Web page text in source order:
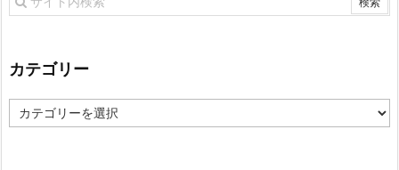
カテゴリー
テ